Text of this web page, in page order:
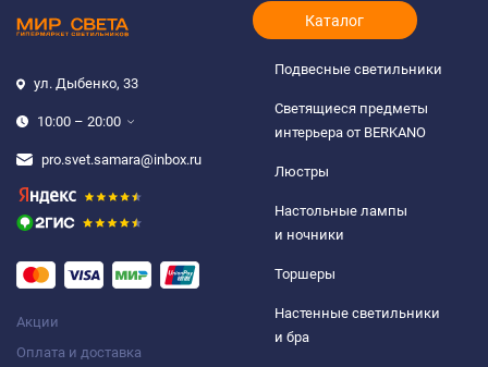
ул. Дыбенко, 33
10:00 – 20:00
pro.svet.samara@inbox.ru
Акции
Оплата и доставка
Каталог
Подвесные светильники
Светящиеся предметы
интерьера от BERKANO
Люстры
Настольные лампы
и ночники
Торшеры
Настенные светильники
и бра